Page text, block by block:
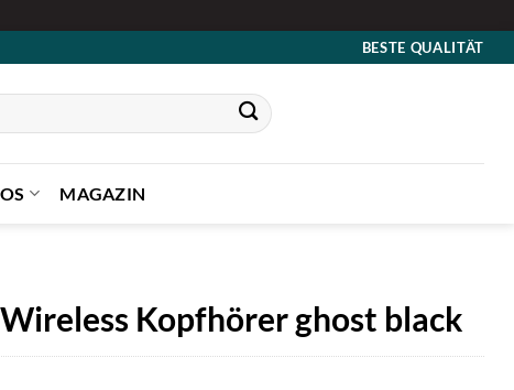
BESTE QUALITÄT
MAGAZIN
Kopfhörer ghost black